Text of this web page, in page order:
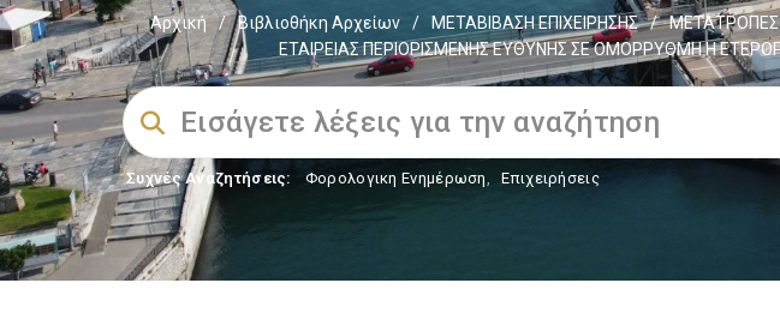
Αρχική / Βιβλιοθήκη Αρχείων / ΜΕΤΑΒΙΒΑΣΗ ΕΠΙΧΕIΡΗΣΗΣ / ΜΕΤΑΤΡΟΠΕΣ
ΕΤΑΙΡΕΙΑΣ ΠΕΡΙΟΡΙΣΜΕΝΗΣ ΕΥΘΥΝΗΣ ΣΕ ΟΜΟΡΡΥΘΜΗ Η
Συχνές Αναζητήσεις: Φορολογικη Ενημέρωση, Επιχειρήσεις